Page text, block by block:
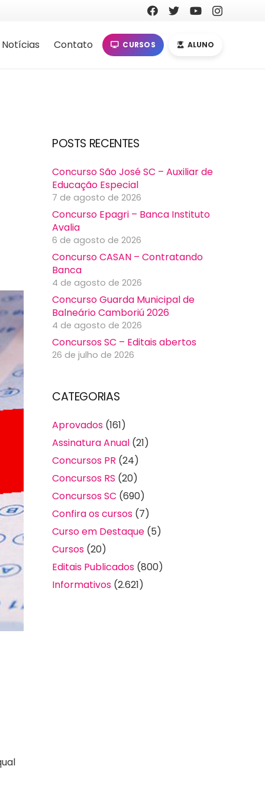
Notícias Contato CURSOS ALUNO
POSTS RECENTES
Concurso São José SC – Auxiliar de
Educação Especial
7 de agosto de 2026
Concurso Epagri – Banca Instituto
Avalia
6 de agosto de 2026
Concurso CASAN – Contratando
Banca
4 de agosto de 2026
Concurso Guarda Municipal de
Balneário Camboriú 2026
4 de agosto de 2026
Concursos SC – Editais abertos
26 de julho de 2026
CATEGORIAS
Aprovados (161)
Assinatura Anual (21)
Concursos PR (24)
Concursos RS (20)
Concursos SC (690)
Confira os cursos (7)
Curso em Destaque (5)
Cursos (20)
Editais Publicados (800)
Informativos (2.621)